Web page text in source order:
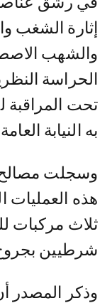
إثارة الشغب
والشهب
تحت
به النيابة
وسجلت مصالح
هذه العمليات
ثلاث مركبات
شرطيين
وذكر المصدر